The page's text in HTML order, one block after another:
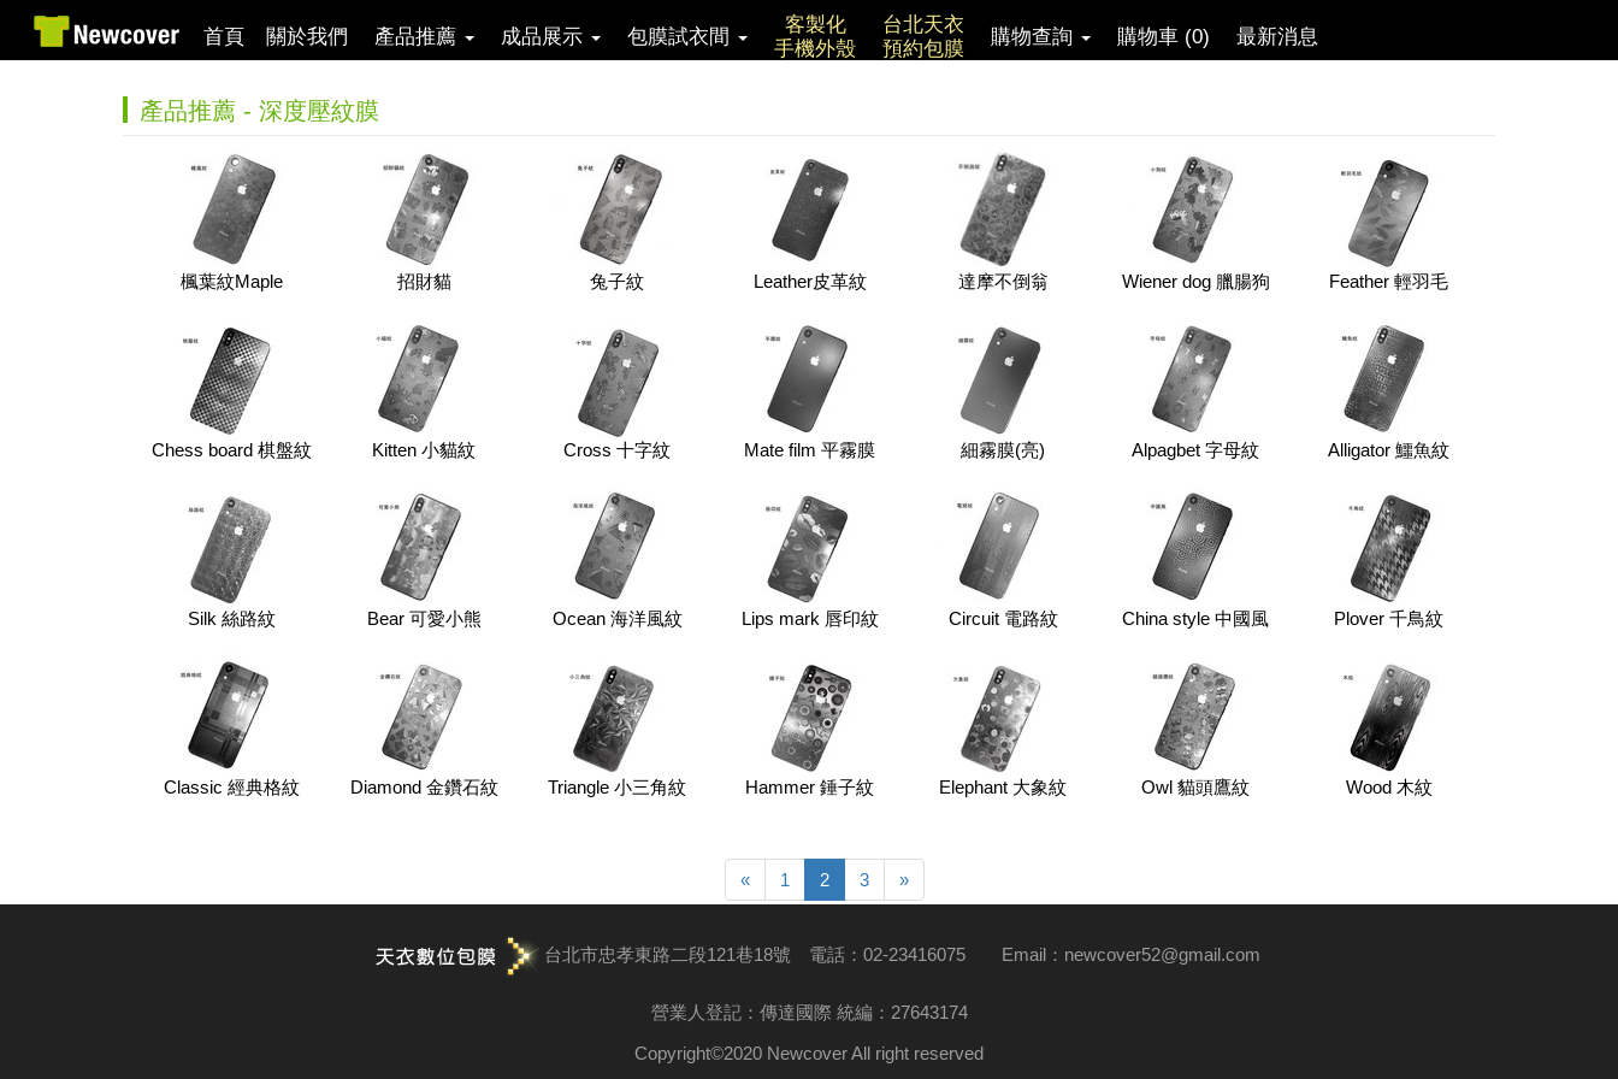
首頁 關於我們 產品推薦 成品展示 包膜試衣間
客製化
手機外殼
台北天衣
預約包膜
購物查詢 購物車 (0) 最新消息
產品推薦 - 深度壓紋膜
楓葉紋Maple 招財貓 兔子紋 Leather皮革紋 達摩不倒翁 Wiener dog 臘腸狗 Feather 輕羽毛
Chess board 棋盤紋 Kitten 小貓紋 Cross 十字紋 Mate film 平霧膜 細霧膜(亮) Alpagbet 字母紋 Alligator 鱷魚紋
Silk 絲路紋 Bear 可愛小熊 Ocean 海洋風紋 Lips mark 唇印紋 Circuit 電路紋 China style 中國風 Plover 千鳥紋
Classic 經典格紋 Diamond 金鑽石紋 Triangle 小三角紋 Hammer 錘子紋 Elephant 大象紋 Owl 貓頭鷹紋 Wood 木紋
«Previous
1 2 3 »Next
台北市忠孝東路二段121巷18號 電話：02-23416075 Email： newcover52@gmail.com
營業人登記：傳達國際 統編：27643174
Copyright©2020 Newcover All right reserved